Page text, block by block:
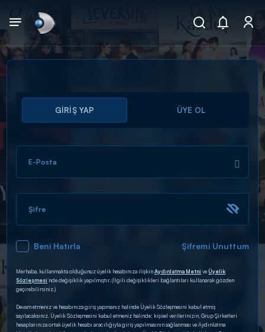
Arama
ARAMA SONUÇLARI
DİĞER SONUÇLAR
GİRİŞ YAP ÜYE OL
E-Posta
Şifre
Beni Hatırla Şifremi Unuttum
Merhaba, kullanmakta olduğunuz üyelik hesabınıza ilişkinAydınlatma Metni veÜyelik
Sözleşmesi’nde değişiklik yapılmıştır. (İlgili değişiklikleri bağlantıları kullanarak gözden
geçirebilirsiniz.)
Devam etmeniz ve hesabınıza giriş yapmanız halinde Üyelik Sözleşmesini kabul etmiş
sayılacaksınız. Üyelik Sözleşmesini kabul etmeniz halinde; kişisel verilerinizin, Grup Şirketleri
hesaplarınıza ortak üyelik hesabı aracılığıyla giriş yapılmasının sağlanması ve Aydınlatma